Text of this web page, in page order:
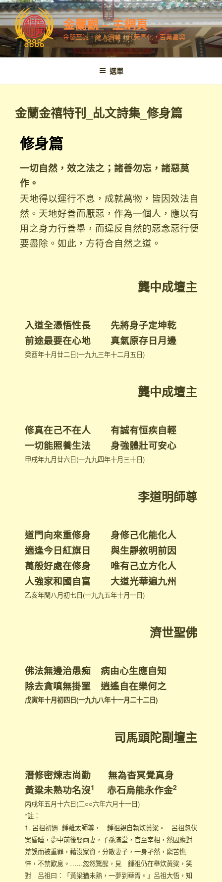
金蘭觀 – 主網頁
金蘭至誠，神人溫馨，代天宣化，百業昌興
選單
金蘭金禧特刊_乩文詩集_修身篇
修身篇
一切自然，效之法之；諸善勿忘，諸惡莫
作。
天地得以運行不息，成就萬物，皆因效法自
然。天地好善而厭惡，作為一個人，應以有
用之身力行善舉，而違反自然的惡念惡行便
要盡除。如此，方符合自然之道。
龔中成壇主
入道全憑悟性長 先將身子定坤乾
前途最要在心地 真氣原存日月邊
癸酉年十月廿二日(一九九三年十二月五日)
龔中成壇主
修真在己不在人 有誠有恒疾自輕
一切能照養生法 身強體壯可安心
甲戌年九月廿六日(一九九四年十月三十日)
李道明師尊
道門向來重修身 身修己化能化人
適逢今日紅旗日 與生靜敘明前因
萬般好處在修身 唯有己立方化人
人強家和國自富 大道光華遍九州
乙亥年閏八月初七日(一九九五年十月一日)
濟世聖佛
佛法無邊治愚痴 病由心生應自知
除去貪嗔無掛罣 逍遙自在樂何之
戊寅年十月初四日(一九九八年十一月二十二日)
司馬頭陀副壇主
潛修密煉志尚勤 無為杳冥覺真身
黃粱未熟功名沒1 赤石烏能永作金2
丙戌年五月十六日(二○○六年六月十一日)
*註：
1. 呂祖初遇 鍾離太師尊， 鍾祖親自執炊黃粱。 呂祖忽伏
案昏睡，夢中前後娶兩妻，子孫滿堂，官至宰相，然因應對
差誤而被重罪，藉沒家資，分散妻子，一身孑然，窮苦憔
悴，不禁歎息。……忽然驚醒，見 鍾祖仍在舉炊黃粱，笑
對 呂祖曰：「黃粱猶未熟，一夢到華胥。」呂祖大悟，知